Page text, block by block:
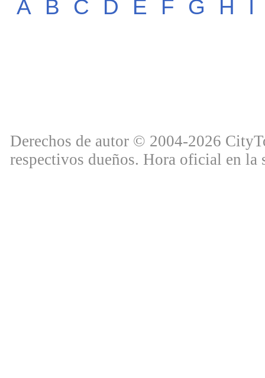
A B C D E F G H
Derechos de autor © 2004-2026
respectivos dueños. Hora oficial en